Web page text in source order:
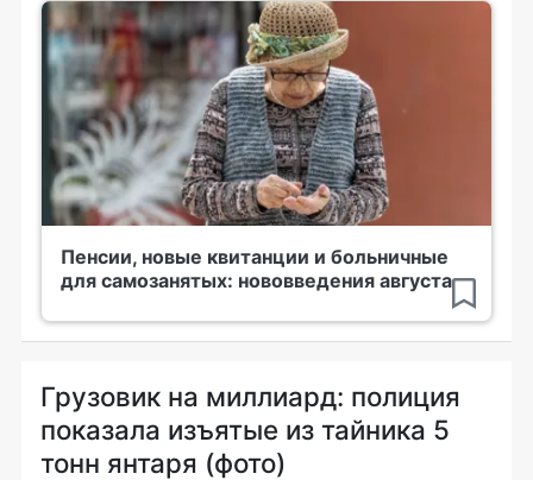
Пенсии, новые квитанции и больничные
для самозанятых: нововведения августа
Грузовик на миллиард: полиция
показала изъятые из тайника 5
тонн янтаря (фото)